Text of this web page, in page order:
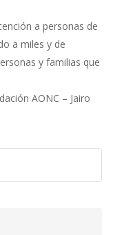
a personas de
a miles y de
y familias que
AONC – Jairo